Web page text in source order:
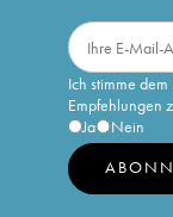
Ich stimme
Empfehlungen
Ja
Nein